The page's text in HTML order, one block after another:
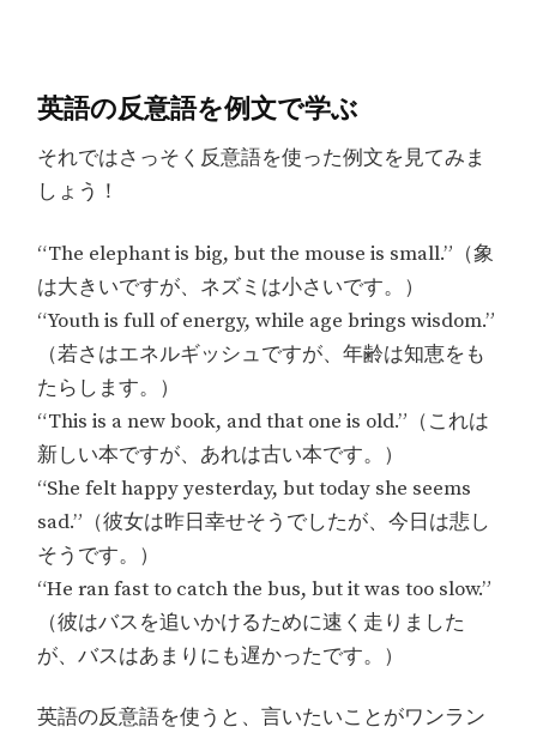
英語の反意語を例文で学ぶ
それではさっそく反意語を使った例文を見てみま
しょう！
“The elephant is big, but the mouse is small.”（象
は大きいですが、ネズミは小さいです。）
“Youth is full of energy, while age brings wisdom.”
（若さはエネルギッシュですが、年齢は知恵をも
たらします。）
“This is a new book, and that one is old.”（これは
新しい本ですが、あれは古い本です。）
“She felt happy yesterday, but today she seems
sad.”（彼女は昨日幸せそうでしたが、今日は悲し
そうです。）
“He ran fast to catch the bus, but it was too slow.”
（彼はバスを追いかけるために速く走りました
が、バスはあまりにも遅かったです。）
英語の反意語を使うと、言いたいことがワンラン